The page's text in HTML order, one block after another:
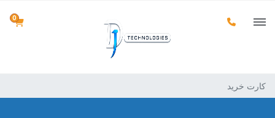
0
کارت خرید